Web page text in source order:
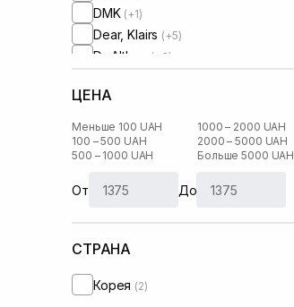
DMK (+1)
Dear, Klairs (+5)
Dr. Althea (+3)
Geek and Gorgeous
Hugs(+2)
HydroPeptide (+2)
I'm From(+9)
IS Clinical
Manyo Factory
Medicube
Needly(+5)
ЦЕНА
Меньше 100 UAH
100 – 500 UAH
500 – 1000 UAH
1000 – 2000 UAH
2000 – 5000 UAH
Больше 5000 UAH
От До
СТРАНА
Корея (2)